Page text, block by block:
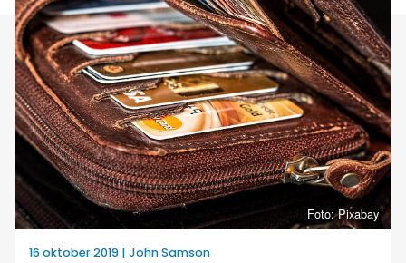
Foto: Pixabay
16 oktober 2019 | John Samson